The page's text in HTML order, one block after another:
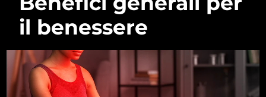
uniformare la grana della pelle.
Trattamenti preimpostati per esigenze specifiche della
pelle tramite l’app FAQ™ Swiss – per una maggiore
Guida rapida
Manuale
il benessere